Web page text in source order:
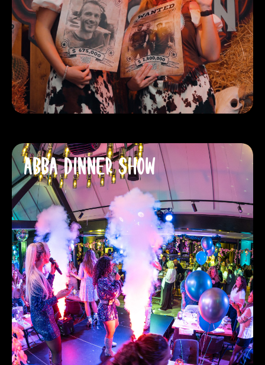
ABBA DINNER SHOW